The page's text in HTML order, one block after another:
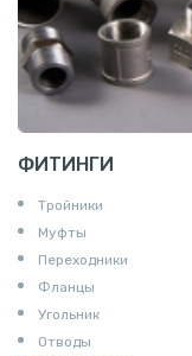
ФИТИНГИ
Тройники
Муфты
Переходники
Фланцы
Угольник
Отводы